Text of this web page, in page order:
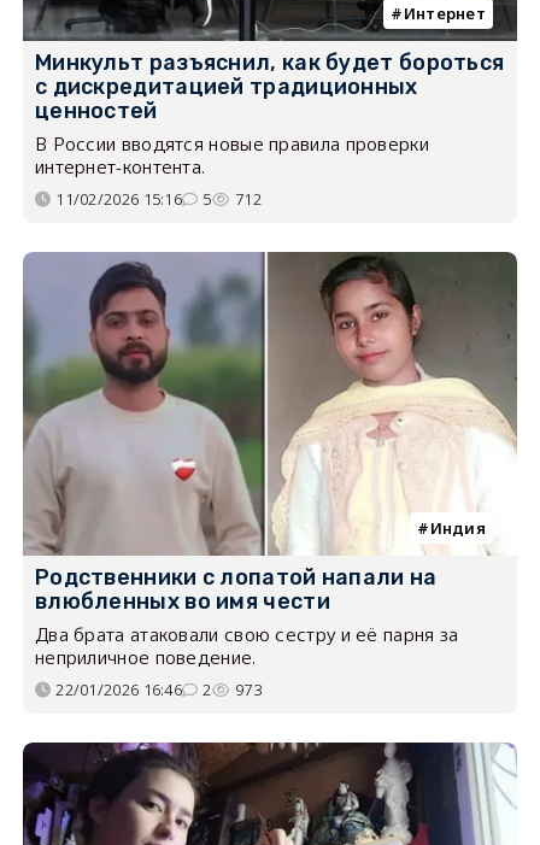
Интернет
Минкульт разъяснил, как будет бороться
с дискредитацией традиционных
ценностей
В России вводятся новые правила проверки
интернет-контента.
11/02/2026 15:16 5 712
Индия
Родственники с лопатой напали на
влюбленных во имя чести
Два брата атаковали свою сестру и её парня за
неприличное поведение.
22/01/2026 16:46 2 973